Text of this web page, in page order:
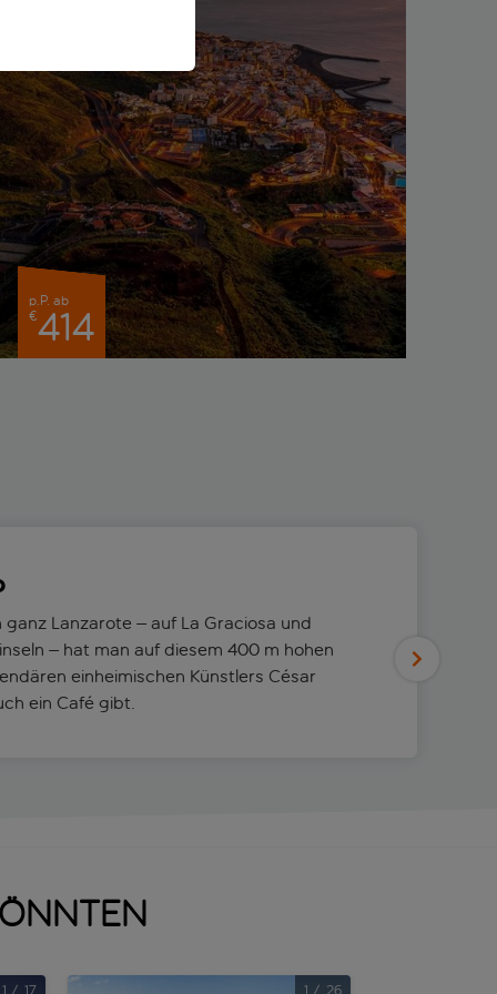
p.P. ab
€414
Lanzarote – auf La Graciosa und
– hat man auf diesem 400 m hohen
einheimischen Künstlers César
ein Café gibt.
1 / 17 1 / 26